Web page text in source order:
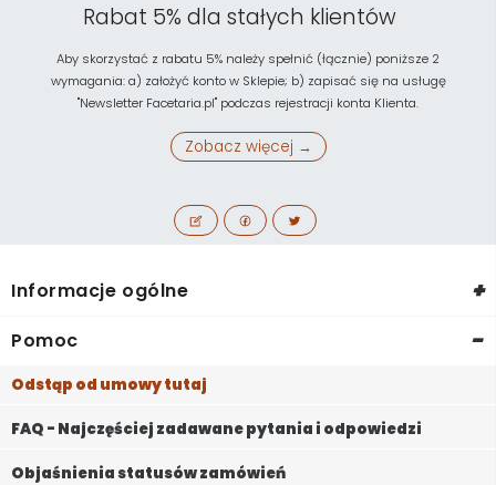
Rabat 5% dla stałych klientów
Aby skorzystać z rabatu 5% należy spełnić (łącznie) poniższe 2
wymagania: a) założyć konto w Sklepie; b) zapisać się na usługę
"Newsletter Facetaria.pl" podczas rejestracji konta Klienta.
Zobacz więcej →
Informacje ogólne +
Pomoc -
Odstąp od umowy tutaj
FAQ - Najczęściej zadawane pytania i odpowiedzi
Objaśnienia statusów zamówień